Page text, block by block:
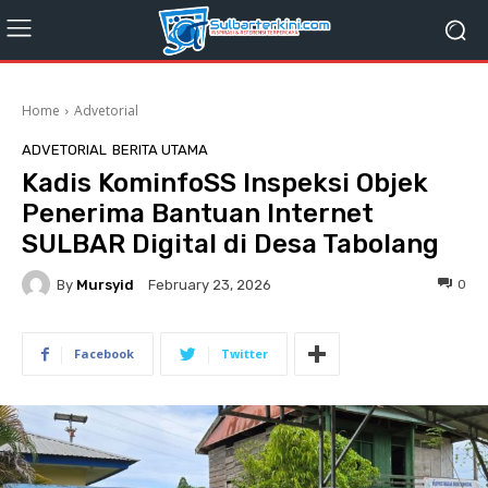
Home Advetorial
ADVETORIAL BERITA UTAMA
Kadis KominfoSS Inspeksi Objek
Penerima Bantuan Internet
SULBAR Digital di Desa Tabolang
By Mursyid February 23, 2026 0
Facebook Twitter